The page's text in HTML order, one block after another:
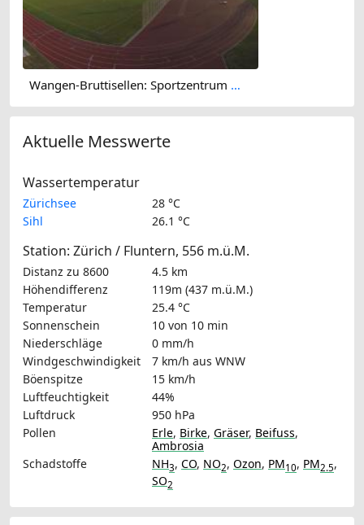
Wangen-Bruttisellen: Sportzentrum Zürich Dürrbach - Public
Aktuelle Messwerte
Wassertemperatur
Zürichsee
28 °C
Sihl
26.1 °C
Station: Zürich / Fluntern, 556 m.ü.M.
Distanz zu 8600
4.5 km
Höhendifferenz
119m (437 m.ü.M.)
Temperatur
25.4 °C
Sonnenschein
10 von 10 min
Niederschläge
0 mm/h
Windgeschwindigkeit
7 km/h aus WNW
Böenspitze
15 km/h
Luftfeuchtigkeit
44%
Luftdruck
950 hPa
Pollen
Erle, Birke, Gräser, Beifuss,
Ambrosia
Schadstoffe
NH3, CO, NO2, Ozon, PM10, PM2.5,
SO2